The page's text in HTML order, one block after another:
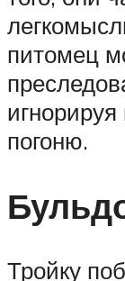
питомец
погоню.
Тройку